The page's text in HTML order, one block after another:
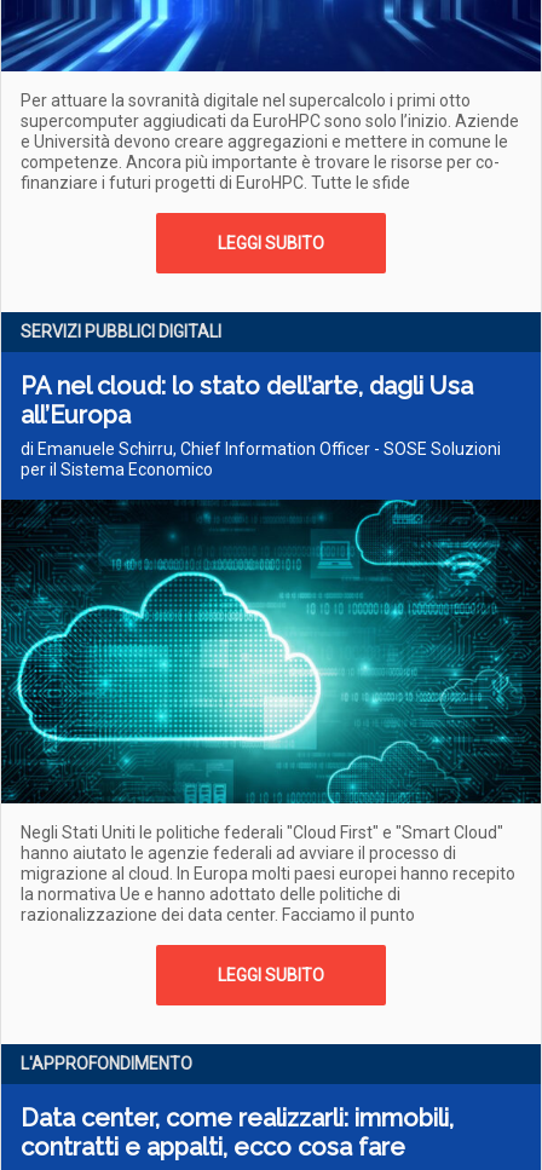
Per attuare la sovranità digitale nel supercalcolo i primi otto
supercomputer aggiudicati da EuroHPC sono solo l’inizio. Aziende
e Università devono creare aggregazioni e mettere in comune le
competenze. Ancora più importante è trovare le risorse per co-
finanziare i futuri progetti di EuroHPC. Tutte le sfide
LEGGI SUBITO
SERVIZI PUBBLICI DIGITALI
PA nel cloud: lo stato dell’arte, dagli Usa
all’Europa
di Emanuele Schirru, Chief Information Officer - SOSE Soluzioni
per il Sistema Economico
Negli Stati Uniti le politiche federali "Cloud First" e "Smart Cloud"
hanno aiutato le agenzie federali ad avviare il processo di
migrazione al cloud. In Europa molti paesi europei hanno recepito
la normativa Ue e hanno adottato delle politiche di
razionalizzazione dei data center. Facciamo il punto
LEGGI SUBITO
L'APPROFONDIMENTO
Data center, come realizzarli: immobili,
contratti e appalti, ecco cosa fare